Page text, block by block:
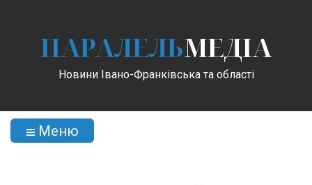
ПАРАЛЕЛЬМЕДІА
Новини Івано-Франківська та області
Меню